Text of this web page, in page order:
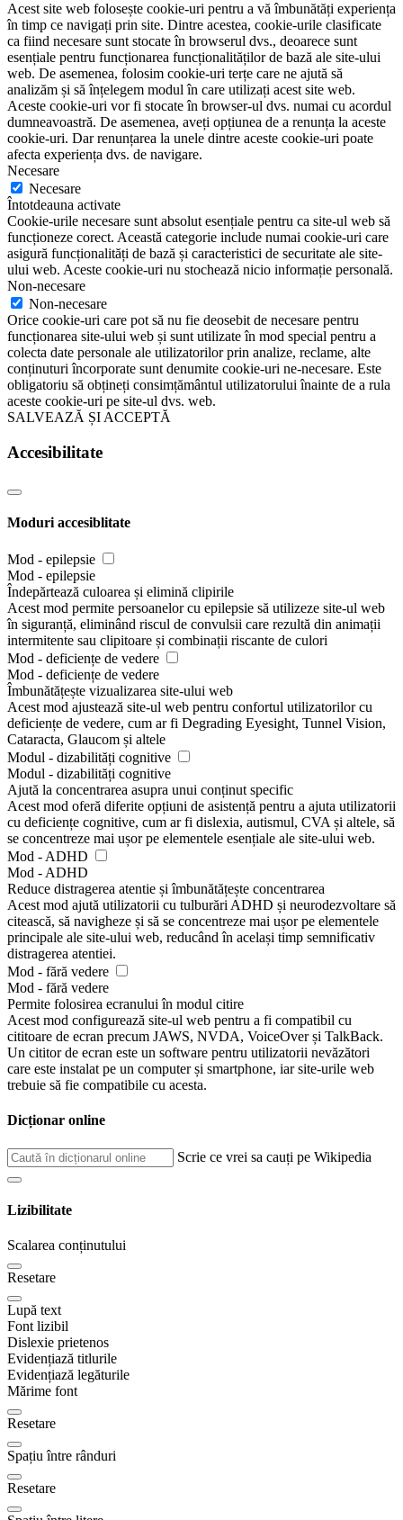
Acest site web folosește cookie-uri pentru a vă îmbunătăți experiența
în timp ce navigați prin site. Dintre acestea, cookie-urile clasificate
ca fiind necesare sunt stocate în browserul dvs., deoarece sunt
esențiale pentru funcționarea funcționalităților de bază ale site-ului
web. De asemenea, folosim cookie-uri terțe care ne ajută să
analizăm și să înțelegem modul în care utilizați acest site web.
Aceste cookie-uri vor fi stocate în browser-ul dvs. numai cu acordul
dumneavoastră. De asemenea, aveți opțiunea de a renunța la aceste
cookie-uri. Dar renunțarea la unele dintre aceste cookie-uri poate
afecta experiența dvs. de navigare.
Necesare
Necesare
Întotdeauna activate
Cookie-urile necesare sunt absolut esențiale pentru ca site-ul web să
funcționeze corect. Această categorie include numai cookie-uri care
asigură funcționalități de bază și caracteristici de securitate ale site-
ului web. Aceste cookie-uri nu stochează nicio informație personală.
Non-necesare
Non-necesare
Orice cookie-uri care pot să nu fie deosebit de necesare pentru
funcționarea site-ului web și sunt utilizate în mod special pentru a
colecta date personale ale utilizatorilor prin analize, reclame, alte
conținuturi încorporate sunt denumite cookie-uri ne-necesare. Este
obligatoriu să obțineți consimțământul utilizatorului înainte de a rula
aceste cookie-uri pe site-ul dvs. web.
SALVEAZĂ ȘI ACCEPTĂ
Accesibilitate
Moduri accesiblitate
Mod - epilepsie
Mod - epilepsie
Îndepărtează culoarea și elimină clipirile
Acest mod permite persoanelor cu epilepsie să utilizeze site-ul web
în siguranță, eliminând riscul de convulsii care rezultă din animații
intermitente sau clipitoare și combinații riscante de culori
Mod - deficiențe de vedere
Mod - deficiențe de vedere
Îmbunătățește vizualizarea site-ului web
Acest mod ajustează site-ul web pentru confortul utilizatorilor cu
deficiențe de vedere, cum ar fi Degrading Eyesight, Tunnel Vision,
Cataracta, Glaucom și altele
Modul - dizabilități cognitive
Modul - dizabilități cognitive
Ajută la concentrarea asupra unui conținut specific
Acest mod oferă diferite opțiuni de asistență pentru a ajuta utilizatorii
cu deficiențe cognitive, cum ar fi dislexia, autismul, CVA și altele, să
se concentreze mai ușor pe elementele esențiale ale site-ului web.
Mod - ADHD
Mod - ADHD
Reduce distragerea atentie și îmbunătățește concentrarea
Acest mod ajută utilizatorii cu tulburări ADHD și neurodezvoltare să
citească, să navigheze și să se concentreze mai ușor pe elementele
principale ale site-ului web, reducând în același timp semnificativ
distragerea atentiei.
Mod - fără vedere
Mod - fără vedere
Permite folosirea ecranului în modul citire
Acest mod configurează site-ul web pentru a fi compatibil cu
cititoare de ecran precum JAWS, NVDA, VoiceOver și TalkBack.
Un cititor de ecran este un software pentru utilizatorii nevăzători
care este instalat pe un computer și smartphone, iar site-urile web
trebuie să fie compatibile cu acesta.
Dicționar online
Scrie ce vrei sa cauți pe Wikipedia
Lizibilitate
Scalarea conținutului
Resetare
Lupă text
Font lizibil
Dislexie prietenos
Evidențiază titlurile
Evidențiază legăturile
Mărime font
Resetare
Spațiu între rânduri
Resetare